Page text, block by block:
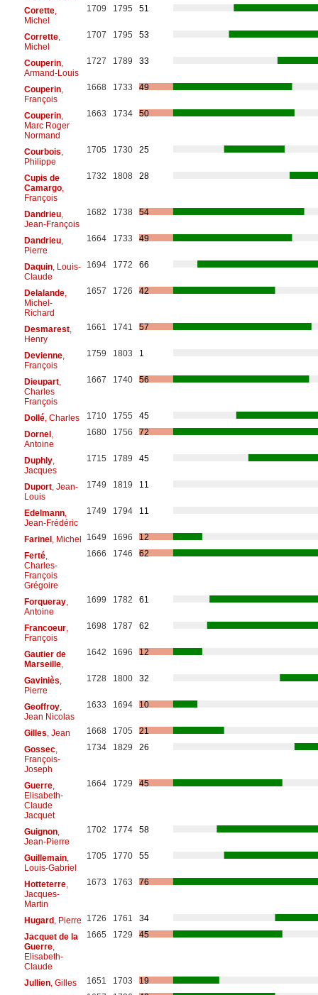
Corette,
Michel
1709 1795 51
Corrette,
Michel
1707 1795 53
Couperin,
Armand-Louis
1727 1789 33
Couperin,
François
1668 1733 49
Couperin,
Marc Roger
Normand
1663 1734 50
Courbois
Philippe
1705 1730 25
Cupis de
Camargo,
François
1732 1808 28
Dandrieu,
Jean-François
1682 1738 54
Dandrieu,
Pierre
1664 1733 49
Daquin, Louis-
Claude
1694 1772 66
Delalande,
Michel-
Richard
1657 1726 42
Desmarest,
Henry
1661 1741 57
Devienne,
François
1759 1803 1
Dieupart,
Charles
François
1667 1740 56
Dollé, Charles 1710 1755
45
Dornel,
Antoine
1680 1756 72
Duphly,
Jacques
1715 1789 45
Duport, Jean-
Louis
1749 1819 11
Edelmann,
Jean-Frédéric
1749 1794 11
Farinel, Michel 1649 1696
12
Ferté,
Charles-
François
Grégoire
1666 1746 62
Forqueray,
Antoine
1699 1782 61
Francoeur,
François
1698 1787 62
Gautier de
Marseille,
1642 1696 12
Gaviniès
Pierre
1728 1800 32
Geoffroy,
Jean Nicolas
1633 1694 10
Gilles , Jean 1668 1705
21
Gossec,
François-
Joseph
1734 1829 26
Guerre,
Elisabeth-
Claude
Jacquet
1664 1729 45
Guignon,
Jean-Pierre
1702 1774 58
Guillemain,
Louis-Gabriel
1705 1770 55
Hotteterre,
Jacques-
Martin
1673 1763 76
Hugard, Pierre 1726 1761
34
Jacquet de la
Guerre,
Elisabeth-
Claude
1665 1729 45
Jullien, Gilles 1651 1703
19